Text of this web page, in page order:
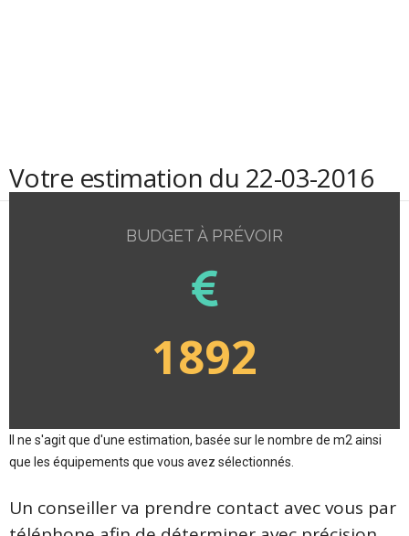
Votre estimation du 22-03-2016
BUDGET À PRÉVOIR
1892
Il ne s'agit que d'une estimation, basée sur le nombre de m2 ainsi
que les équipements que vous avez sélectionnés.
Un conseiller va prendre contact avec vous par